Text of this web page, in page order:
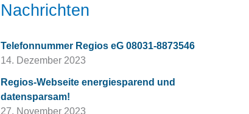
Nachrichten
Telefonnummer Regios eG 08031-8873546
14. Dezember 2023
Regios-Webseite energiesparend und
datensparsam!
27. November 2023